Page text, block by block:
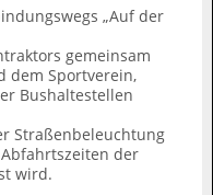
„Auf der
gemeinsam
dem Sportverein,
Bushaltestellen
Straßenbeleuchtung
der
wird.